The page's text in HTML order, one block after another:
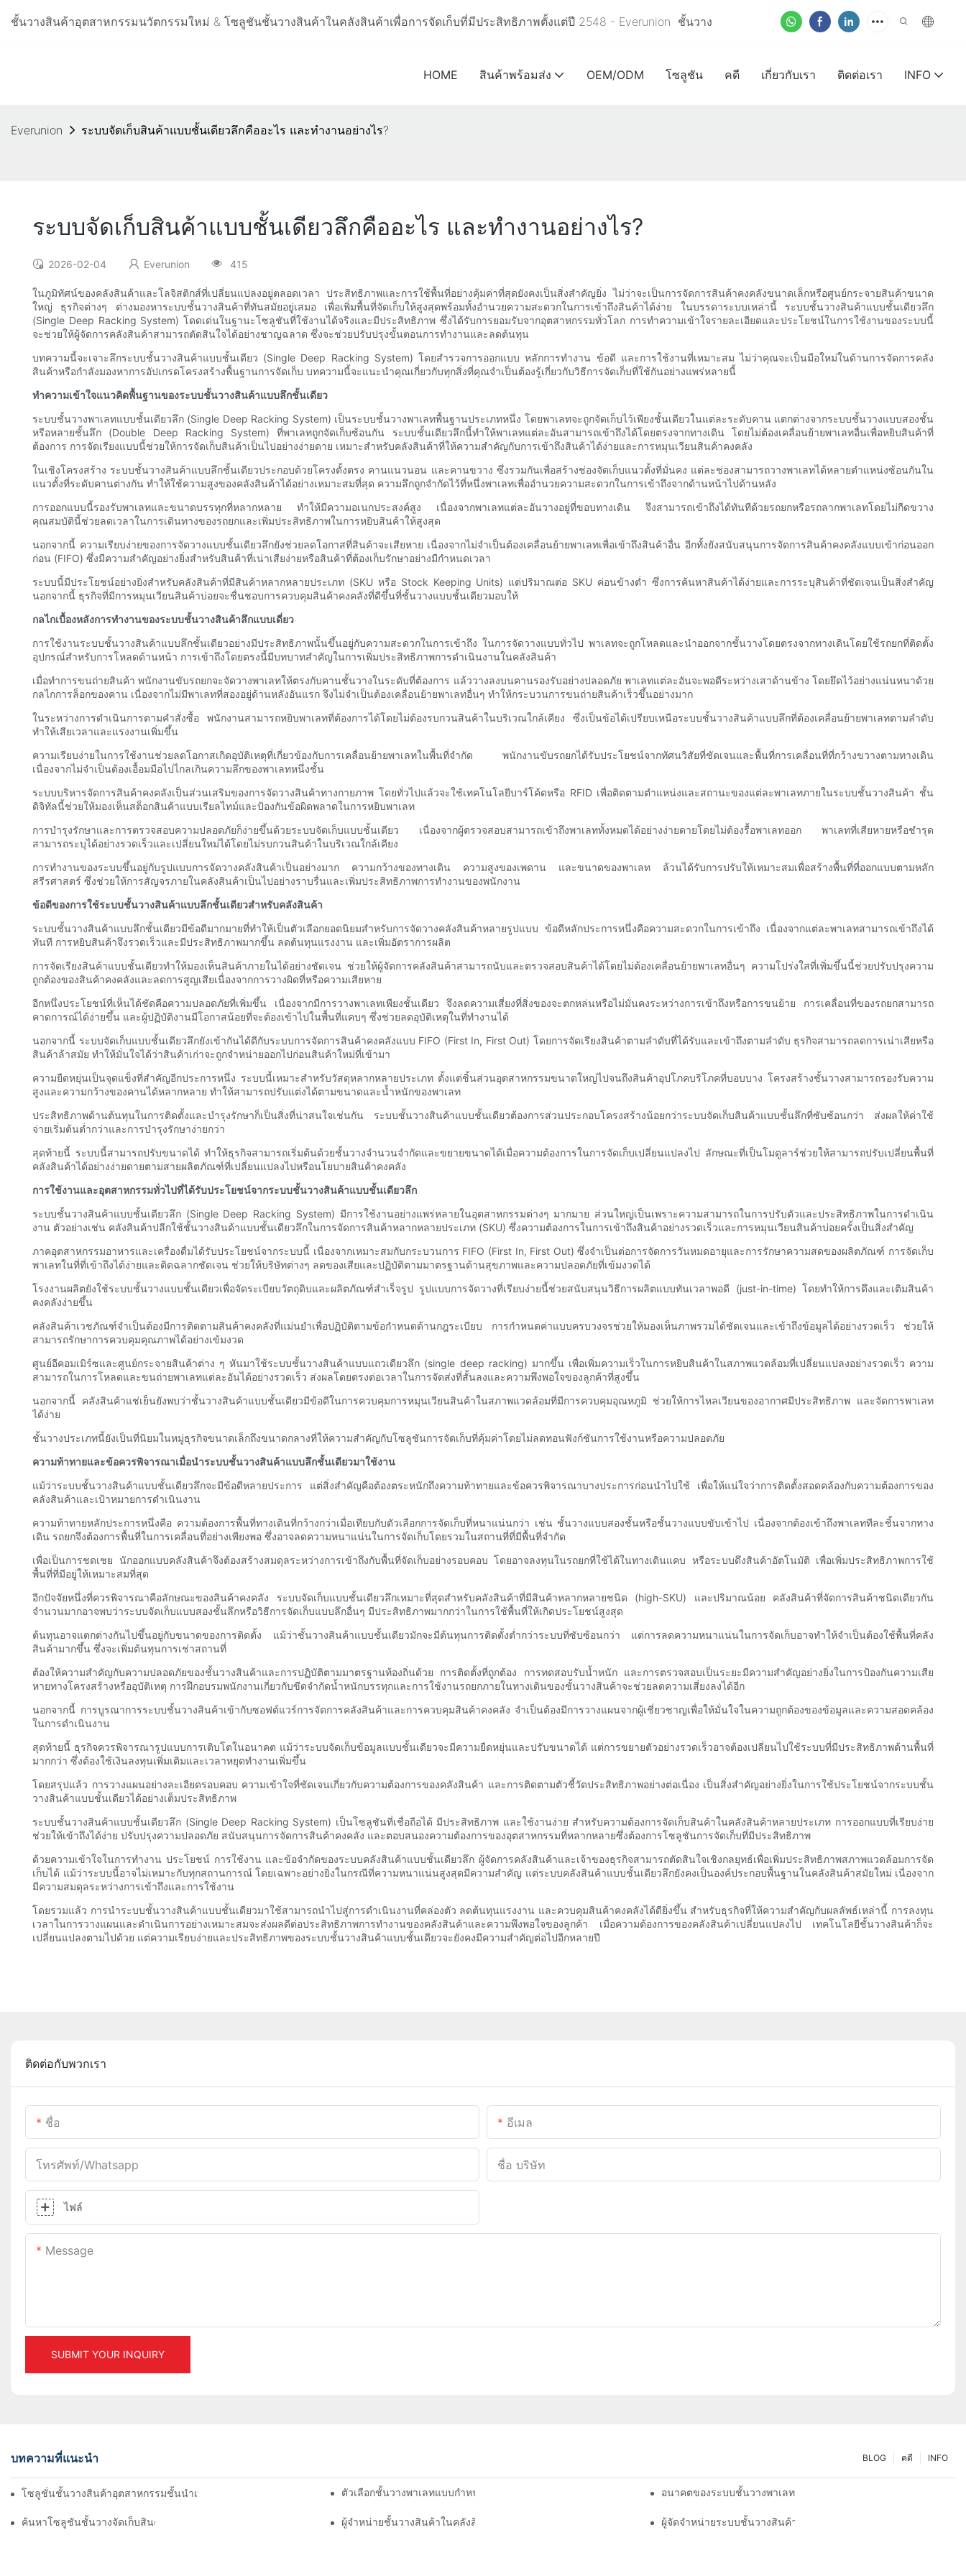
ชั้นวางสินค้าอุตสาหกรรมนวัตกรรมใหม่ & โซลูชันชั้นวางสินค้าในคลังสินค้าเพื่อการจัดเก็บที่มีประสิทธิภาพตั้งแต่ปี 2548 - Everunion ชั้นวาง
HOME สินค้าพร้อมส่ง OEM/ODM โซลูชัน คดี เกี่ยวกับเรา ติดต่อเรา INFO
Everunion ระบบจัดเก็บสินค้าแบบชั้นเดียวลึกคืออะไร และทำงานอย่างไร?
ระบบจัดเก็บสินค้าแบบชั้นเดียวลึกคืออะไร และทำงานอย่างไร?
2026-02-04 Everunion 415
ในภูมิทัศน์ของคลังสินค้าและโลจิสติกส์ที่เปลี่ยนแปลงอยู่ตลอดเวลา ประสิทธิภาพและการใช้พื้นที่อย่างคุ้มค่าที่สุดยังคงเป็นสิ่งสำคัญยิ่ง ไม่ว่าจะเป็นการจัดการสินค้าคงคลังขนาดเล็กหรือศูนย์กระจายสินค้าขนาด
ใหญ่ ธุรกิจต่างๆ ต่างมองหาระบบชั้นวางสินค้าที่ทันสมัยอยู่เสมอ เพื่อเพิ่มพื้นที่จัดเก็บให้สูงสุดพร้อมทั้งอำนวยความสะดวกในการเข้าถึงสินค้าได้ง่าย ในบรรดาระบบเหล่านี้ ระบบชั้นวางสินค้าแบบชั้นเดียวลึก
(Single Deep Racking System) โดดเด่นในฐานะโซลูชันที่ใช้งานได้จริงและมีประสิทธิภาพ ซึ่งได้รับการยอมรับจากอุตสาหกรรมทั่วโลก การทำความเข้าใจรายละเอียดและประโยชน์ในการใช้งานของระบบนี้
จะช่วยให้ผู้จัดการคลังสินค้าสามารถตัดสินใจได้อย่างชาญฉลาด ซึ่งจะช่วยปรับปรุงขั้นตอนการทำงานและลดต้นทุน
บทความนี้จะเจาะลึกระบบชั้นวางสินค้าแบบชั้นเดียว (Single Deep Racking System) โดยสำรวจการออกแบบ หลักการทำงาน ข้อดี และการใช้งานที่เหมาะสม ไม่ว่าคุณจะเป็นมือใหม่ในด้านการจัดการคลัง
สินค้าหรือกำลังมองหาการอัปเกรดโครงสร้างพื้นฐานการจัดเก็บ บทความนี้จะแนะนำคุณเกี่ยวกับทุกสิ่งที่คุณจำเป็นต้องรู้เกี่ยวกับวิธีการจัดเก็บที่ใช้กันอย่างแพร่หลายนี้
ทำความเข้าใจแนวคิดพื้นฐานของระบบชั้นวางสินค้าแบบลึกชั้นเดียว
ระบบชั้นวางพาเลทแบบชั้นเดียวลึก (Single Deep Racking System) เป็นระบบชั้นวางพาเลทพื้นฐานประเภทหนึ่ง โดยพาเลทจะถูกจัดเก็บไว้เพียงชั้นเดียวในแต่ละระดับคาน แตกต่างจากระบบชั้นวางแบบสองชั้น
หรือหลายชั้นลึก (Double Deep Racking System) ที่พาเลทถูกจัดเก็บซ้อนกัน ระบบชั้นเดียวลึกนี้ทำให้พาเลทแต่ละอันสามารถเข้าถึงได้โดยตรงจากทางเดิน โดยไม่ต้องเคลื่อนย้ายพาเลทอื่นเพื่อหยิบสินค้าที่
ต้องการ การจัดเรียงแบบนี้ช่วยให้การจัดเก็บสินค้าเป็นไปอย่างง่ายดาย เหมาะสำหรับคลังสินค้าที่ให้ความสำคัญกับการเข้าถึงสินค้าได้ง่ายและการหมุนเวียนสินค้าคงคลัง
ในเชิงโครงสร้าง ระบบชั้นวางสินค้าแบบลึกชั้นเดียวประกอบด้วยโครงตั้งตรง คานแนวนอน และคานขวาง ซึ่งรวมกันเพื่อสร้างช่องจัดเก็บแนวตั้งที่มั่นคง แต่ละช่องสามารถวางพาเลทได้หลายตำแหน่งซ้อนกันใน
แนวตั้งที่ระดับคานต่างกัน ทำให้ใช้ความสูงของคลังสินค้าได้อย่างเหมาะสมที่สุด ความลึกถูกจำกัดไว้ที่หนึ่งพาเลทเพื่ออำนวยความสะดวกในการเข้าถึงจากด้านหน้าไปด้านหลัง
การออกแบบนี้รองรับพาเลทและขนาดบรรทุกที่หลากหลาย ทำให้มีความอเนกประสงค์สูง เนื่องจากพาเลทแต่ละอันวางอยู่ที่ขอบทางเดิน จึงสามารถเข้าถึงได้ทันทีด้วยรถยกหรือรถลากพาเลทโดยไม่กีดขวาง
คุณสมบัตินี้ช่วยลดเวลาในการเดินทางของรถยกและเพิ่มประสิทธิภาพในการหยิบสินค้าให้สูงสุด
นอกจากนี้ ความเรียบง่ายของการจัดวางแบบชั้นเดียวลึกยังช่วยลดโอกาสที่สินค้าจะเสียหาย เนื่องจากไม่จำเป็นต้องเคลื่อนย้ายพาเลทเพื่อเข้าถึงสินค้าอื่น อีกทั้งยังสนับสนุนการจัดการสินค้าคงคลังแบบเข้าก่อนออก
ก่อน (FIFO) ซึ่งมีความสำคัญอย่างยิ่งสำหรับสินค้าที่เน่าเสียง่ายหรือสินค้าที่ต้องเก็บรักษาอย่างมีกำหนดเวลา
ระบบนี้มีประโยชน์อย่างยิ่งสำหรับคลังสินค้าที่มีสินค้าหลากหลายประเภท (SKU หรือ Stock Keeping Units) แต่ปริมาณต่อ SKU ค่อนข้างต่ำ ซึ่งการค้นหาสินค้าได้ง่ายและการระบุสินค้าที่ชัดเจนเป็นสิ่งสำคัญ
นอกจากนี้ ธุรกิจที่มีการหมุนเวียนสินค้าบ่อยจะชื่นชอบการควบคุมสินค้าคงคลังที่ดีขึ้นที่ชั้นวางแบบชั้นเดียวมอบให้
กลไกเบื้องหลังการทำงานของระบบชั้นวางสินค้าลึกแบบเดี่ยว
การใช้งานระบบชั้นวางสินค้าแบบลึกชั้นเดียวอย่างมีประสิทธิภาพนั้นขึ้นอยู่กับความสะดวกในการเข้าถึง ในการจัดวางแบบทั่วไป พาเลทจะถูกโหลดและนำออกจากชั้นวางโดยตรงจากทางเดินโดยใช้รถยกที่ติดตั้ง
อุปกรณ์สำหรับการโหลดด้านหน้า การเข้าถึงโดยตรงนี้มีบทบาทสำคัญในการเพิ่มประสิทธิภาพการดำเนินงานในคลังสินค้า
เมื่อทำการขนถ่ายสินค้า พนักงานขับรถยกจะจัดวางพาเลทให้ตรงกับคานชั้นวางในระดับที่ต้องการ แล้ววางลงบนคานรองรับอย่างปลอดภัย พาเลทแต่ละอันจะพอดีระหว่างเสาด้านข้าง โดยยึดไว้อย่างแน่นหนาด้วย
กลไกการล็อกของคาน เนื่องจากไม่มีพาเลทที่สองอยู่ด้านหลังอันแรก จึงไม่จำเป็นต้องเคลื่อนย้ายพาเลทอื่นๆ ทำให้กระบวนการขนถ่ายสินค้าเร็วขึ้นอย่างมาก
ในระหว่างการดำเนินการตามคำสั่งซื้อ พนักงานสามารถหยิบพาเลทที่ต้องการได้โดยไม่ต้องรบกวนสินค้าในบริเวณใกล้เคียง ซึ่งเป็นข้อได้เปรียบเหนือระบบชั้นวางสินค้าแบบลึกที่ต้องเคลื่อนย้ายพาเลทตามลำดับ
ทำให้เสียเวลาและแรงงานเพิ่มขึ้น
ความเรียบง่ายในการใช้งานช่วยลดโอกาสเกิดอุบัติเหตุที่เกี่ยวข้องกับการเคลื่อนย้ายพาเลทในพื้นที่จำกัด พนักงานขับรถยกได้รับประโยชน์จากทัศนวิสัยที่ชัดเจนและพื้นที่การเคลื่อนที่ที่กว้างขวางตามทางเดิน
เนื่องจากไม่จำเป็นต้องเอื้อมมือไปไกลเกินความลึกของพาเลทหนึ่งชั้น
ระบบบริหารจัดการสินค้าคงคลังเป็นส่วนเสริมของการจัดวางสินค้าทางกายภาพ โดยทั่วไปแล้วจะใช้เทคโนโลยีบาร์โค้ดหรือ RFID เพื่อติดตามตำแหน่งและสถานะของแต่ละพาเลทภายในระบบชั้นวางสินค้า ชั้น
ดิจิทัลนี้ช่วยให้มองเห็นสต็อกสินค้าแบบเรียลไทม์และป้องกันข้อผิดพลาดในการหยิบพาเลท
การบำรุงรักษาและการตรวจสอบความปลอดภัยก็ง่ายขึ้นด้วยระบบจัดเก็บแบบชั้นเดียว เนื่องจากผู้ตรวจสอบสามารถเข้าถึงพาเลททั้งหมดได้อย่างง่ายดายโดยไม่ต้องรื้อพาเลทออก พาเลทที่เสียหายหรือชำรุด
สามารถระบุได้อย่างรวดเร็วและเปลี่ยนใหม่ได้โดยไม่รบกวนสินค้าในบริเวณใกล้เคียง
การทำงานของระบบขึ้นอยู่กับรูปแบบการจัดวางคลังสินค้าเป็นอย่างมาก ความกว้างของทางเดิน ความสูงของเพดาน และขนาดของพาเลท ล้วนได้รับการปรับให้เหมาะสมเพื่อสร้างพื้นที่ที่ออกแบบตามหลัก
สรีรศาสตร์ ซึ่งช่วยให้การสัญจรภายในคลังสินค้าเป็นไปอย่างราบรื่นและเพิ่มประสิทธิภาพการทำงานของพนักงาน
ข้อดีของการใช้ระบบชั้นวางสินค้าแบบลึกชั้นเดียวสำหรับคลังสินค้า
ระบบชั้นวางสินค้าแบบลึกชั้นเดียวมีข้อดีมากมายที่ทำให้เป็นตัวเลือกยอดนิยมสำหรับการจัดวางคลังสินค้าหลายรูปแบบ ข้อดีหลักประการหนึ่งคือความสะดวกในการเข้าถึง เนื่องจากแต่ละพาเลทสามารถเข้าถึงได้
ทันที การหยิบสินค้าจึงรวดเร็วและมีประสิทธิภาพมากขึ้น ลดต้นทุนแรงงาน และเพิ่มอัตราการผลิต
การจัดเรียงสินค้าแบบชั้นเดียวทำให้มองเห็นสินค้าภายในได้อย่างชัดเจน ช่วยให้ผู้จัดการคลังสินค้าสามารถนับและตรวจสอบสินค้าได้โดยไม่ต้องเคลื่อนย้ายพาเลทอื่นๆ ความโปร่งใสที่เพิ่มขึ้นนี้ช่วยปรับปรุงความ
ถูกต้องของสินค้าคงคลังและลดการสูญเสียเนื่องจากการวางผิดที่หรือความเสียหาย
อีกหนึ่งประโยชน์ที่เห็นได้ชัดคือความปลอดภัยที่เพิ่มขึ้น เนื่องจากมีการวางพาเลทเพียงชั้นเดียว จึงลดความเสี่ยงที่สิ่งของจะตกหล่นหรือไม่มั่นคงระหว่างการเข้าถึงหรือการขนย้าย การเคลื่อนที่ของรถยกสามารถ
คาดการณ์ได้ง่ายขึ้น และผู้ปฏิบัติงานมีโอกาสน้อยที่จะต้องเข้าไปในพื้นที่แคบๆ ซึ่งช่วยลดอุบัติเหตุในที่ทำงานได้
นอกจากนี้ ระบบจัดเก็บแบบชั้นเดียวลึกยังเข้ากันได้ดีกับระบบการจัดการสินค้าคงคลังแบบ FIFO (First In, First Out) โดยการจัดเรียงสินค้าตามลำดับที่ได้รับและเข้าถึงตามลำดับ ธุรกิจสามารถลดการเน่าเสียหรือ
สินค้าล้าสมัย ทำให้มั่นใจได้ว่าสินค้าเก่าจะถูกจำหน่ายออกไปก่อนสินค้าใหม่ที่เข้ามา
ความยืดหยุ่นเป็นจุดแข็งที่สำคัญอีกประการหนึ่ง ระบบนี้เหมาะสำหรับวัสดุหลากหลายประเภท ตั้งแต่ชิ้นส่วนอุตสาหกรรมขนาดใหญ่ไปจนถึงสินค้าอุปโภคบริโภคที่บอบบาง โครงสร้างชั้นวางสามารถรองรับความ
สูงและความกว้างของคานได้หลากหลาย ทำให้สามารถปรับแต่งได้ตามขนาดและน้ำหนักของพาเลท
ประสิทธิภาพด้านต้นทุนในการติดตั้งและบำรุงรักษาก็เป็นสิ่งที่น่าสนใจเช่นกัน ระบบชั้นวางสินค้าแบบชั้นเดียวต้องการส่วนประกอบโครงสร้างน้อยกว่าระบบจัดเก็บสินค้าแบบชั้นลึกที่ซับซ้อนกว่า ส่งผลให้ค่าใช้
จ่ายเริ่มต้นต่ำกว่าและการบำรุงรักษาง่ายกว่า
สุดท้ายนี้ ระบบนี้สามารถปรับขนาดได้ ทำให้ธุรกิจสามารถเริ่มต้นด้วยชั้นวางจำนวนจำกัดและขยายขนาดได้เมื่อความต้องการในการจัดเก็บเปลี่ยนแปลงไป ลักษณะที่เป็นโมดูลาร์ช่วยให้สามารถปรับเปลี่ยนพื้นที่
คลังสินค้าได้อย่างง่ายดายตามสายผลิตภัณฑ์ที่เปลี่ยนแปลงไปหรือนโยบายสินค้าคงคลัง
การใช้งานและอุตสาหกรรมทั่วไปที่ได้รับประโยชน์จากระบบชั้นวางสินค้าแบบชั้นเดียวลึก
ระบบชั้นวางสินค้าแบบชั้นเดียวลึก (Single Deep Racking System) มีการใช้งานอย่างแพร่หลายในอุตสาหกรรมต่างๆ มากมาย ส่วนใหญ่เป็นเพราะความสามารถในการปรับตัวและประสิทธิภาพในการดำเนิน
งาน ตัวอย่างเช่น คลังสินค้าปลีกใช้ชั้นวางสินค้าแบบชั้นเดียวลึกในการจัดการสินค้าหลากหลายประเภท (SKU) ซึ่งความต้องการในการเข้าถึงสินค้าอย่างรวดเร็วและการหมุนเวียนสินค้าบ่อยครั้งเป็นสิ่งสำคัญ
ภาคอุตสาหกรรมอาหารและเครื่องดื่มได้รับประโยชน์จากระบบนี้ เนื่องจากเหมาะสมกับกระบวนการ FIFO (First In, First Out) ซึ่งจำเป็นต่อการจัดการวันหมดอายุและการรักษาความสดของผลิตภัณฑ์ การจัดเก็บ
พาเลทในที่ที่เข้าถึงได้ง่ายและติดฉลากชัดเจน ช่วยให้บริษัทต่างๆ ลดของเสียและปฏิบัติตามมาตรฐานด้านสุขภาพและความปลอดภัยที่เข้มงวดได้
โรงงานผลิตยังใช้ระบบชั้นวางแบบชั้นเดียวเพื่อจัดระเบียบวัตถุดิบและผลิตภัณฑ์สำเร็จรูป รูปแบบการจัดวางที่เรียบง่ายนี้ช่วยสนับสนุนวิธีการผลิตแบบทันเวลาพอดี (just-in-time) โดยทำให้การดึงและเติมสินค้า
คงคลังง่ายขึ้น
คลังสินค้าเวชภัณฑ์จำเป็นต้องมีการติดตามสินค้าคงคลังที่แม่นยำเพื่อปฏิบัติตามข้อกำหนดด้านกฎระเบียบ การกำหนดค่าแบบครบวงจรช่วยให้มองเห็นภาพรวมได้ชัดเจนและเข้าถึงข้อมูลได้อย่างรวดเร็ว ช่วยให้
สามารถรักษาการควบคุมคุณภาพได้อย่างเข้มงวด
ศูนย์อีคอมเมิร์ซและศูนย์กระจายสินค้าต่าง ๆ หันมาใช้ระบบชั้นวางสินค้าแบบแถวเดียวลึก (single deep racking) มากขึ้น เพื่อเพิ่มความเร็วในการหยิบสินค้าในสภาพแวดล้อมที่เปลี่ยนแปลงอย่างรวดเร็ว ความ
สามารถในการโหลดและขนถ่ายพาเลทแต่ละอันได้อย่างรวดเร็ว ส่งผลโดยตรงต่อเวลาในการจัดส่งที่สั้นลงและความพึงพอใจของลูกค้าที่สูงขึ้น
นอกจากนี้ คลังสินค้าแช่เย็นยังพบว่าชั้นวางสินค้าแบบชั้นเดียวมีข้อดีในการควบคุมการหมุนเวียนสินค้าในสภาพแวดล้อมที่มีการควบคุมอุณหภูมิ ช่วยให้การไหลเวียนของอากาศมีประสิทธิภาพ และจัดการพาเลท
ได้ง่าย
ชั้นวางประเภทนี้ยังเป็นที่นิยมในหมู่ธุรกิจขนาดเล็กถึงขนาดกลางที่ให้ความสำคัญกับโซลูชันการจัดเก็บที่คุ้มค่าโดยไม่ลดทอนฟังก์ชันการใช้งานหรือความปลอดภัย
ความท้าทายและข้อควรพิจารณาเมื่อนำระบบชั้นวางสินค้าแบบลึกชั้นเดียวมาใช้งาน
แม้ว่าระบบชั้นวางสินค้าแบบชั้นเดียวลึกจะมีข้อดีหลายประการ แต่สิ่งสำคัญคือต้องตระหนักถึงความท้าทายและข้อควรพิจารณาบางประการก่อนนำไปใช้ เพื่อให้แน่ใจว่าการติดตั้งสอดคล้องกับความต้องการของ
คลังสินค้าและเป้าหมายการดำเนินงาน
ความท้าทายหลักประการหนึ่งคือ ความต้องการพื้นที่ทางเดินที่กว้างกว่าเมื่อเทียบกับตัวเลือกการจัดเก็บที่หนาแน่นกว่า เช่น ชั้นวางแบบสองชั้นหรือชั้นวางแบบขับเข้าไป เนื่องจากต้องเข้าถึงพาเลททีละชิ้นจากทาง
เดิน รถยกจึงต้องการพื้นที่ในการเคลื่อนที่อย่างเพียงพอ ซึ่งอาจลดความหนาแน่นในการจัดเก็บโดยรวมในสถานที่ที่มีพื้นที่จำกัด
เพื่อเป็นการชดเชย นักออกแบบคลังสินค้าจึงต้องสร้างสมดุลระหว่างการเข้าถึงกับพื้นที่จัดเก็บอย่างรอบคอบ โดยอาจลงทุนในรถยกที่ใช้ได้ในทางเดินแคบ หรือระบบดึงสินค้าอัตโนมัติ เพื่อเพิ่มประสิทธิภาพการใช้
พื้นที่ที่มีอยู่ให้เหมาะสมที่สุด
อีกปัจจัยหนึ่งที่ควรพิจารณาคือลักษณะของสินค้าคงคลัง ระบบจัดเก็บแบบชั้นเดียวลึกเหมาะที่สุดสำหรับคลังสินค้าที่มีสินค้าหลากหลายชนิด (high-SKU) และปริมาณน้อย คลังสินค้าที่จัดการสินค้าชนิดเดียวกัน
จำนวนมากอาจพบว่าระบบจัดเก็บแบบสองชั้นลึกหรือวิธีการจัดเก็บแบบลึกอื่นๆ มีประสิทธิภาพมากกว่าในการใช้พื้นที่ให้เกิดประโยชน์สูงสุด
ต้นทุนอาจแตกต่างกันไปขึ้นอยู่กับขนาดของการติดตั้ง แม้ว่าชั้นวางสินค้าแบบชั้นเดียวมักจะมีต้นทุนการติดตั้งต่ำกว่าระบบที่ซับซ้อนกว่า แต่การลดความหนาแน่นในการจัดเก็บอาจทำให้จำเป็นต้องใช้พื้นที่คลัง
สินค้ามากขึ้น ซึ่งจะเพิ่มต้นทุนการเช่าสถานที่
ต้องให้ความสำคัญกับความปลอดภัยของชั้นวางสินค้าและการปฏิบัติตามมาตรฐานท้องถิ่นด้วย การติดตั้งที่ถูกต้อง การทดสอบรับน้ำหนัก และการตรวจสอบเป็นระยะมีความสำคัญอย่างยิ่งในการป้องกันความเสีย
หายทางโครงสร้างหรืออุบัติเหตุ การฝึกอบรมพนักงานเกี่ยวกับขีดจำกัดน้ำหนักบรรทุกและการใช้งานรถยกภายในทางเดินของชั้นวางสินค้าจะช่วยลดความเสี่ยงลงได้อีก
นอกจากนี้ การบูรณาการระบบชั้นวางสินค้าเข้ากับซอฟต์แวร์การจัดการคลังสินค้าและการควบคุมสินค้าคงคลัง จำเป็นต้องมีการวางแผนจากผู้เชี่ยวชาญเพื่อให้มั่นใจในความถูกต้องของข้อมูลและความสอดคล้อง
ในการดำเนินงาน
สุดท้ายนี้ ธุรกิจควรพิจารณารูปแบบการเติบโตในอนาคต แม้ว่าระบบจัดเก็บข้อมูลแบบชั้นเดียวจะมีความยืดหยุ่นและปรับขนาดได้ แต่การขยายตัวอย่างรวดเร็วอาจต้องเปลี่ยนไปใช้ระบบที่มีประสิทธิภาพด้านพื้นที่
มากกว่า ซึ่งต้องใช้เงินลงทุนเพิ่มเติมและเวลาหยุดทำงานเพิ่มขึ้น
โดยสรุปแล้ว การวางแผนอย่างละเอียดรอบคอบ ความเข้าใจที่ชัดเจนเกี่ยวกับความต้องการของคลังสินค้า และการติดตามตัวชี้วัดประสิทธิภาพอย่างต่อเนื่อง เป็นสิ่งสำคัญอย่างยิ่งในการใช้ประโยชน์จากระบบชั้น
วางสินค้าแบบชั้นเดียวได้อย่างเต็มประสิทธิภาพ
ระบบชั้นวางสินค้าแบบชั้นเดียวลึก (Single Deep Racking System) เป็นโซลูชันที่เชื่อถือได้ มีประสิทธิภาพ และใช้งานง่าย สำหรับความต้องการจัดเก็บสินค้าในคลังสินค้าหลายประเภท การออกแบบที่เรียบง่าย
ช่วยให้เข้าถึงได้ง่าย ปรับปรุงความปลอดภัย สนับสนุนการจัดการสินค้าคงคลัง และตอบสนองความต้องการของอุตสาหกรรมที่หลากหลายซึ่งต้องการโซลูชันการจัดเก็บที่มีประสิทธิภาพ
ด้วยความเข้าใจในการทำงาน ประโยชน์ การใช้งาน และข้อจำกัดของระบบคลังสินค้าแบบชั้นเดียวลึก ผู้จัดการคลังสินค้าและเจ้าของธุรกิจสามารถตัดสินใจเชิงกลยุทธ์เพื่อเพิ่มประสิทธิภาพสภาพแวดล้อมการจัด
เก็บได้ แม้ว่าระบบนี้อาจไม่เหมาะกับทุกสถานการณ์ โดยเฉพาะอย่างยิ่งในกรณีที่ความหนาแน่นสูงสุดมีความสำคัญ แต่ระบบคลังสินค้าแบบชั้นเดียวลึกยังคงเป็นองค์ประกอบพื้นฐานในคลังสินค้าสมัยใหม่ เนื่องจาก
มีความสมดุลระหว่างการเข้าถึงและการใช้งาน
โดยรวมแล้ว การนำระบบชั้นวางสินค้าแบบชั้นเดียวมาใช้สามารถนำไปสู่การดำเนินงานที่คล่องตัว ลดต้นทุนแรงงาน และควบคุมสินค้าคงคลังได้ดียิ่งขึ้น สำหรับธุรกิจที่ให้ความสำคัญกับผลลัพธ์เหล่านี้ การลงทุน
เวลาในการวางแผนและดำเนินการอย่างเหมาะสมจะส่งผลดีต่อประสิทธิภาพการทำงานของคลังสินค้าและความพึงพอใจของลูกค้า เมื่อความต้องการของคลังสินค้าเปลี่ยนแปลงไป เทคโนโลยีชั้นวางสินค้าก็จะ
เปลี่ยนแปลงตามไปด้วย แต่ความเรียบง่ายและประสิทธิภาพของระบบชั้นวางสินค้าแบบชั้นเดียวจะยังคงมีความสำคัญต่อไปอีกหลายปี
ติดต่อกับพวกเรา
ชื่อ อีเมล
โทรศัพท์/whatsapp ชื่อ บริษัท
ไฟล์
Message
SUBMIT YOUR INQUIRY
บทความที่แนะนำ INFO
คดี
BLOG
โซลูชั่นชั้นวางสินค้าอุตสาหกรรมชั้นนำเพื่อการจัดการคลังสินค้าอย่างมีประสิทธิภาพตัวเลือกชั้นวางพาเลทแบบกำหนดเอง: ปรับแต่งให้ตรงกับความต้องการในการจัดเก็บของคุณอนาคตของระบบชั้นวางพาเลท: แนวโน้มและนวัตกรรม
ค้นหาโซลูชันชั้นวางจัดเก็บสินค้าที่มีประสิทธิภาพสำหรับทุกอุตสาหกรรม ผู้จำหน่ายชั้นวางสินค้าในคลังสินค้า: สิ่งที่ควรพิจารณา ผู้จัดจำหน่ายระบบชั้นวางสินค้า: ปัจจัยสำคัญในการเลือกพันธมิตรที่เห